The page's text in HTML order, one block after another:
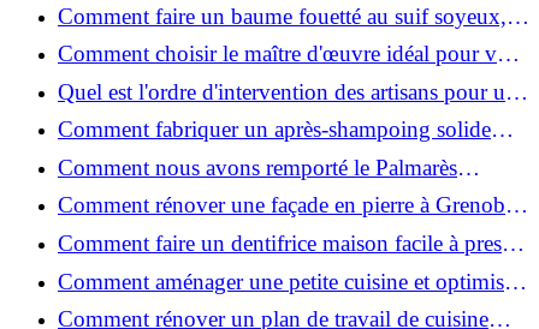
Comment faire un baume fouetté au suif soyeux,
fait maison ?
Comment choisir le maître d'œuvre idéal pour vos
travaux de rénovation ?
Quel est l'ordre d'intervention des artisans pour une
rénovation ?
Comment fabriquer un après-shampoing solide
naturel pour cheveux ?
Comment nous avons remporté le Palmarès
(Ré)HABITER 2025 : les coulisses du projet primé
?
Comment rénover une façade en pierre à Grenoble
: techniques, coûts et conseils
Comment faire un dentifrice maison facile à presser
?
Comment aménager une petite cuisine et optimiser
chaque centimètre carré ?
Comment rénover un plan de travail de cuisine